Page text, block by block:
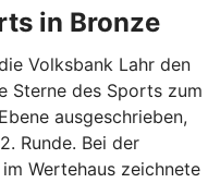
in Bronze
Volksbank Lahr den
Sterne des Sports zum
ausgeschrieben,
Runde. Bei der
Wertehaus zeichnete